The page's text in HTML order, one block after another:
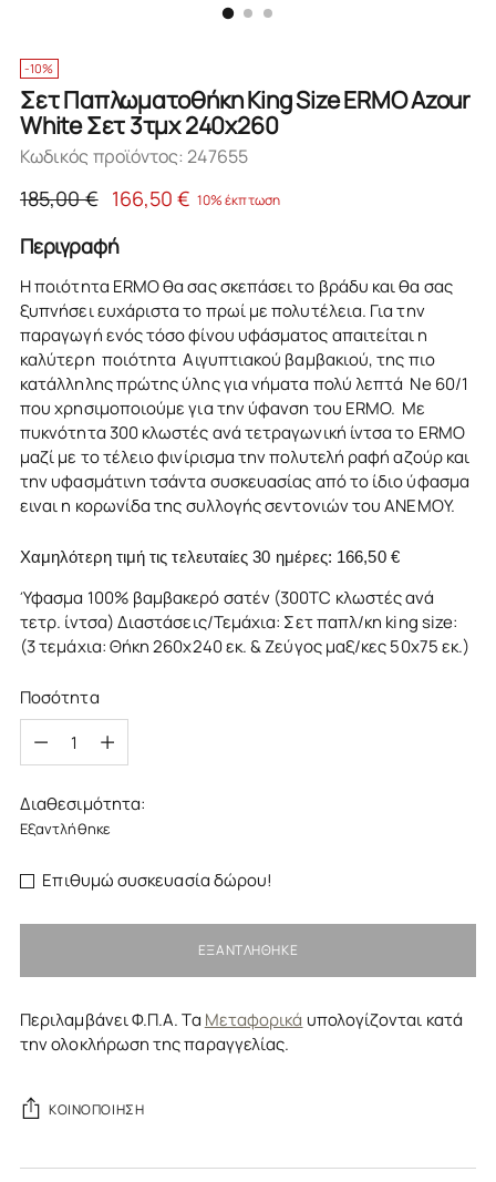
-10%
Σετ Παπλωματοθήκη King Size ERMO Azour
White Σετ 3τμχ 240x260
Κωδικός προϊόντος: 247655
Κανονική
185,00 € 166,50 € 10% έκπτωση
Περιγραφή
Η ποιότητα ERMO θα σας σκεπάσει το βράδυ και θα σας
ξυπνήσει ευχάριστα το πρωί με πολυτέλεια. Για την
παραγωγή ενός τόσο φίνου υφάσματος απαιτείται η
καλύτερη ποιότητα Αιγυπτιακού βαμβακιού, της πιο
κατάλληλης πρώτης ύλης για νήματα πολύ λεπτά Ne 60/1
που χρησιμοποιούμε για την ύφανση του ERMO. Με
πυκνότητα 300 κλωστές ανά τετραγωνική ίντσα το ERMO
μαζί με το τέλειο φινίρισμα την πολυτελή ραφή αζούρ και
την υφασμάτινη τσάντα συσκευασίας από το ίδιο ύφασμα
ειναι η κορωνίδα της συλλογής σεντονιών του ΑΝΕΜΟΥ.
Χαμηλότερη τιμή τις τελευταίες 30 ημέρες: 166,50 €
Ύφασμα 100% βαμβακερό σατέν (300TC κλωστές ανά
τετρ. ίντσα) Διαστάσεις/Τεμάχια: Σετ παπλ/κη king size:
(3 τεμάχια: Θήκη 260x240 εκ. & Ζεύγος μαξ/κες 50x75 εκ.)
Ποσότητα
Ποσότητα
Διαθεσιμότητα:
Εξαντλήθηκε
Επιθυμώ συσκευασία δώρου!
ΕΞΑΝΤΛΉΘΗΚΕ
Περιλαμβάνει Φ.Π.Α. Τα Μεταφορικά υπολογίζονται κατά
την ολοκλήρωση της παραγγελίας.
ΚΟΙΝΟΠΟΊΗΣΗ